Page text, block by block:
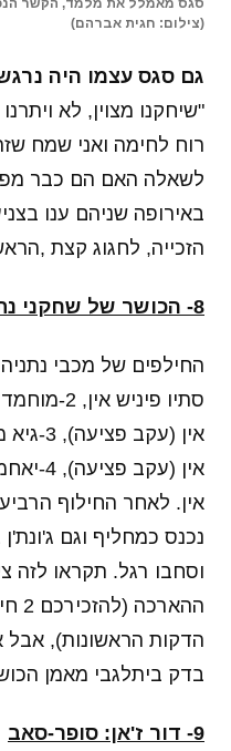
סגס מאמלל את מלמד, הקשר
(צילום: חגית אברהם)
גם סגס עצמו היה
"שיחקנו מצוין, לא
רוח לחימה ואני שמח
לשאלה האם הם כבר
באירופה שניהם ענו
הזכייה, לחגוג קצת
8- הכושר של שחקני נתניה
סתיו
אין
אין
אין. לאחר החילוף
נכנס כמחליף וגם
וסחבו רגל. תקראו לזה
הדקות הראשונות), אבל
בדק ביתלגבי מאמן
9- דור ז'אן: סופר-סאב